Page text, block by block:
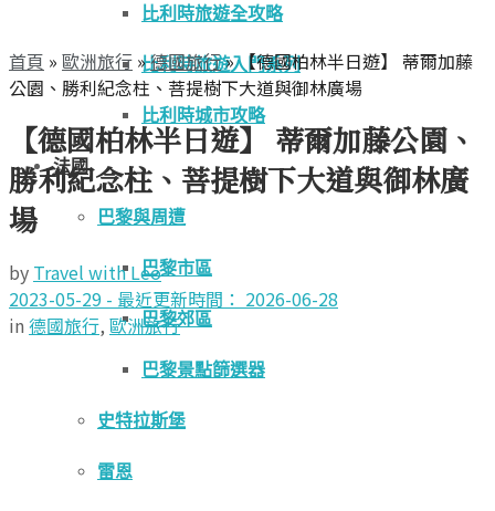
比利時旅遊全攻略
比利時旅遊入門系列
比利時城市攻略
法國
巴黎與周遭
巴黎市區
巴黎郊區
巴黎景點篩選器
史特拉斯堡
雷恩
首頁 » 歐洲旅行 »德國旅行»【德國柏林半日遊】 蒂爾加藤
公園、勝利紀念柱、菩提樹下大道與御林廣場
【德國柏林半日遊】 蒂爾加藤公園、
勝利紀念柱、菩提樹下大道與御林廣
場
by Travel with Leo
2023-05-29 - 最近更新時間： 2026-06-28
in 德國旅行, 歐洲旅行